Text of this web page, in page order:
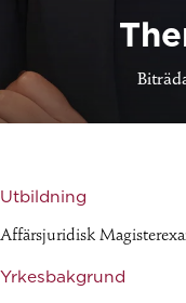
Utbildning
Affärsjuridisk
Yrkesbakgrund